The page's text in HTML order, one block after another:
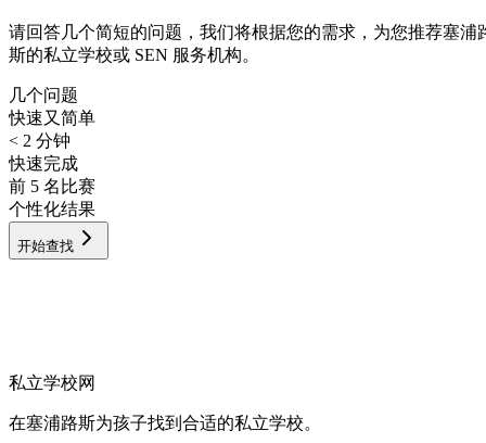
请回答几个简短的问题，我们将根据您的需求，为您推荐塞浦
斯的私立学校或 SEN 服务机构。
几个问题
快速又简单
< 2 分钟
快速完成
前 5 名比赛
个性化结果
开始查找
私立学校网
在塞浦路斯为孩子找到合适的私立学校。